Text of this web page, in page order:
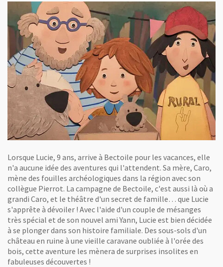
Lorsque Lucie, 9 ans, arrive à Bectoile pour les vacances, elle
n'a aucune idée des aventures qui l'attendent. Sa mère, Caro,
mène des fouilles archéologiques dans la région avec son
collègue Pierrot. La campagne de Bectoile, c'est aussi là où a
grandi Caro, et le théâtre d'un secret de famille… que Lucie
s'apprête à dévoiler ! Avec l'aide d'un couple de mésanges
très spécial et de son nouvel ami Yann, Lucie est bien décidée
à se plonger dans son histoire familiale. Des sous-sols d'un
château en ruine à une vieille caravane oubliée à l'orée des
bois, cette aventure les mènera de surprises insolites en
fabuleuses découvertes !